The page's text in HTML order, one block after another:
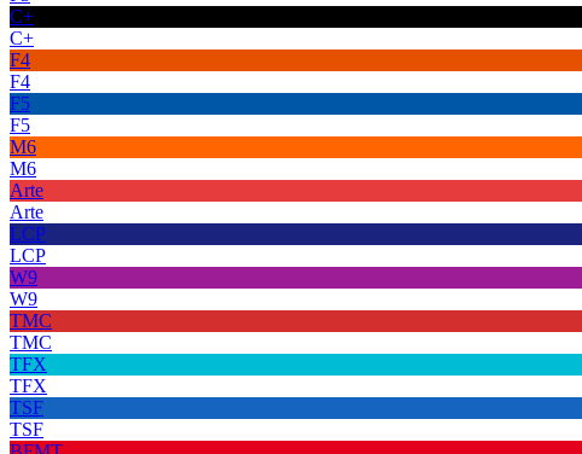
C+
C+
F4
F4
F5
F5
M6
M6
Arte
Arte
LCP
LCP
W9
W9
TMC
TMC
TFX
TFX
TSF
TSF